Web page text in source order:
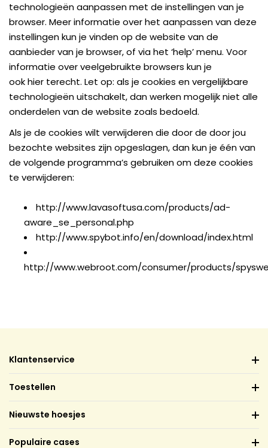
technologieën aanpassen met de instellingen van je
browser. Meer informatie over het aanpassen van deze
instellingen kun je vinden op de website van de
aanbieder van je browser, of via het ‘help’ menu. Voor
informatie over veelgebruikte browsers kun je
ookhier terecht. Let op: als je cookies en vergelijkbare
technologieën uitschakelt, dan werken mogelijk niet alle
onderdelen van de website zoals bedoeld.
Als je de cookies wilt verwijderen die door de door jou
bezochte websites zijn opgeslagen, dan kun je één van
de volgende programma’s gebruiken om deze cookies
te verwijderen:
http://www.lavasoftusa.com/products/ad-
aware_se_personal.php
http://www.spybot.info/en/download/index.html
http://www.webroot.com/consumer/products/
Klantenservice
Toestellen
Nieuwste hoesjes
Populaire cases